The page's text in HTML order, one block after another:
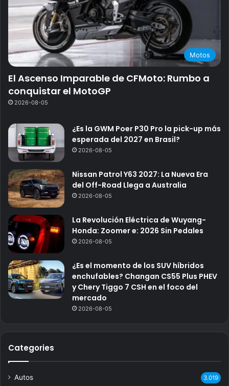
Motos
El Ascenso Imparable de CFMoto: Rumbo a
conquistar el MotoGP
2026-08-05
¿Es la GWM Poer P30 Pro la pick-up más
esperada del 2027 en Brasil?
2026-08-05
Nissan Patrol Y63 2027: La Nueva Era
del Off-Road Llega a Australia
2026-08-05
La Revolución Eléctrica de Wuyang-
Honda: Zoomer e: 2026 Sin Pedales
2026-08-05
¿Es el momento de los SUV híbridos
enchufables? Changan CS55 Plus PHEV
y Chery Tiggo 7 CSH en el foco del
mercado
2026-08-05
Categories
Autos 3.019